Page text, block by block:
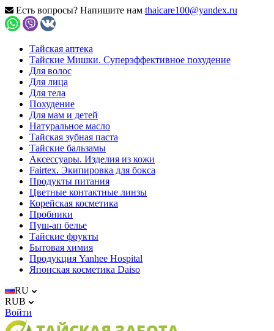
Есть вопросы? Напишите нам thaicare100@yandex.ru
Тайская аптека
Тайские Мишки. Суперэффективное похудение
Для волос
Для лица
Для тела
Похудение
Для мам и детей
Натуральное масло
Тайская зубная паста
Тайские бальзамы
Аксессуары. Изделия из кожи
Fairtex. Экипировка для бокса
Продукты питания
Цветные контактные линзы
Корейская косметика
Пробники
Пуш-ап белье
Тайские фрукты
Бытовая химия
Продукция Yanhee Hospital
Японская косметика Daiso
RU
RUB
Войти